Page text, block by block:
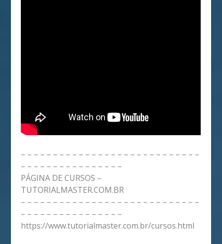
– – – – – – – – – – – – – – – – – – – – – – – – – – – –
– – – – – – – – – – – – – – – –
PÁGINA DE CURSOS –
TUTORIALMASTER.COM.BR
– – – – – – – – – – – – – – – – – – – – – – – – – – – –
– – – – – – – – – – – – – – – –
https://www.tutorialmaster.com.br/cursos.html